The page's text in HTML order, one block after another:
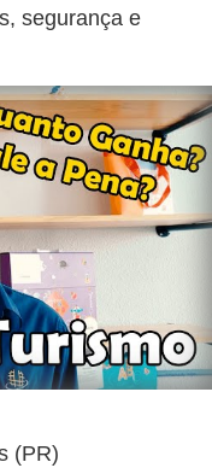
segurança e
(PR)